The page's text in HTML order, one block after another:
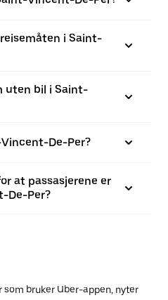
i Saint-
uten bil i Saint-
De-Per?
at passasjerene er
De-Per?
bruker Uber-appen, nyter